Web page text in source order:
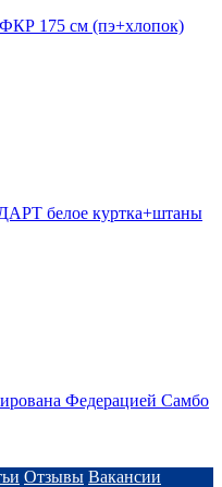
175 см (пэ+хлопок)
белое куртка+штаны
Федерацией Самбо
Отзывы Вакансии